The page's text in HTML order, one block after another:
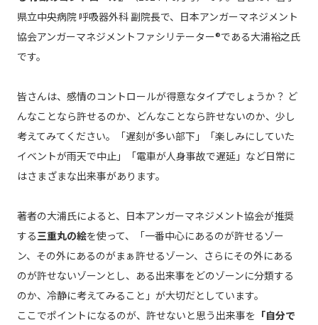
県立中央病院 呼吸器外科 副院長で、日本アンガーマネジメント
協会アンガーマネジメントファシリテーター®である大浦裕之氏
です。
皆さんは、感情のコントロールが得意なタイプでしょうか？ ど
んなことなら許せるのか、どんなことなら許せないのか、少し
考えてみてください。「遅刻が多い部下」「楽しみにしていた
イベントが雨天で中止」「電車が人身事故で遅延」など日常に
はさまざまな出来事があります。
著者の大浦氏によると、日本アンガーマネジメント協会が推奨
する三重丸の絵を使って、「一番中心にあるのが許せるゾー
ン、その外にあるのがまぁ許せるゾーン、さらにその外にある
のが許せないゾーンとし、ある出来事をどのゾーンに分類する
のか、冷静に考えてみること」が大切だとしています。
ここでポイントになるのが、許せないと思う出来事を 「自分で